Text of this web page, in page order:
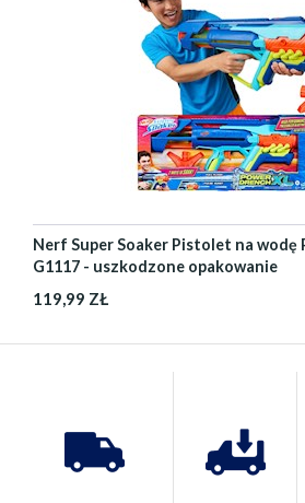
Nerf Super Soaker Pistolet na wodę
G1117 - uszkodzone opakowanie
119,99 ZŁ